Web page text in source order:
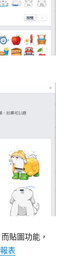
貼圖功能，
表